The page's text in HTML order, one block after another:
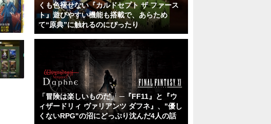
くも色褪せない『カルドセプト ザ ファース
ト』遊びやすい機能も搭載で、あらため
て“原典”に触れるのにぴったり
「冒険は楽しいものだ」 ─『FF11』と『ウ
ィザードリィ ヴァリアンツ ダフネ』、"優し
くないRPG"の沼にどっぷり沈んだ4人の話